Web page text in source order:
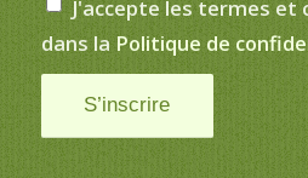
J'accepte les termes et
dans la Politique de